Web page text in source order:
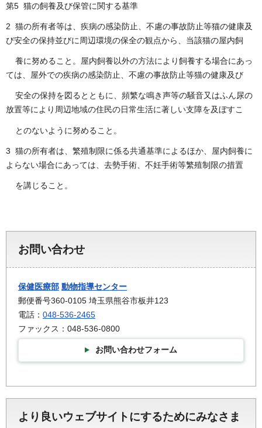
第5 猫の飼養及び保管に関する基準
2 猫の所有者等は、疾病の感染防止、不慮の事故防止等猫の健康及
び安全の保持並びに周辺環境の保全の観点から、当該猫の屋内飼
養に努めること。屋内飼養以外の方法により飼養する場合にあっ
ては、屋外での疾病の感染防止、不慮の事故防止等猫の健康及び
安全の保持を図るとともに、頻繁な鳴き声等の騒音又はふん尿の
放置等により周辺地域の住民の日常生活に著しい支障を及ぼすこ
とのないように努めること。
3 猫の所有者は、繁殖制限に係る共通基準によるほか、屋内飼養に
よらない場合にあっては、去勢手術、不妊手術等繁殖制限の措置
を講じること。
お問い合わせ
保健医療部 動物指導センター
郵便番号360-0105 埼玉県熊谷市板井123
電話： 048-536-2465
ファックス：048-536-0800
お問い合わせフォーム
より良いウェブサイトにするためにみなさま